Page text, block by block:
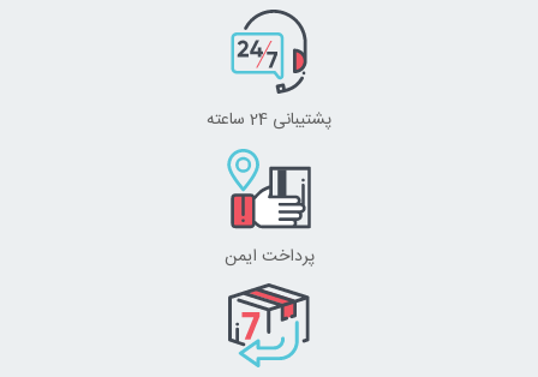
پشتیبانی 24 ساعته
پرداخت ایمن